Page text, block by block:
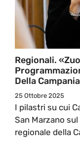
Regionali.
Della
25 Ottobre 2025
I pilastri su cui
San Marzano
regionale della